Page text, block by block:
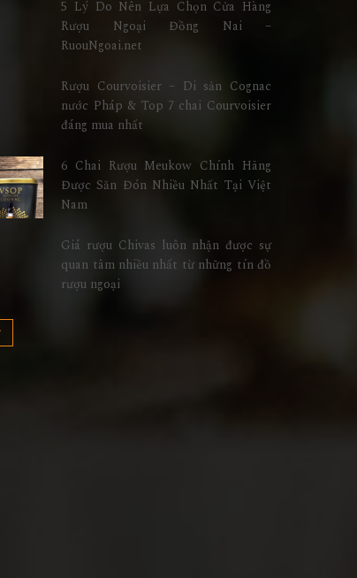
5 Lý Do Nên Lựa Chọn Cửa Hàng
Rượu Ngoại Đồng Nai –
RuouNgoai.net
Rượu Courvoisier – Di sản Cognac
nước Pháp & Top 7 chai Courvoisier
đáng mua nhất
6 Chai Rượu Meukow Chính Hãng
Được Săn Đón Nhiều Nhất Tại Việt
Nam
Giá rượu Chivas luôn nhận được sự
quan tâm nhiều nhất từ những tín đồ
rượu ngoại